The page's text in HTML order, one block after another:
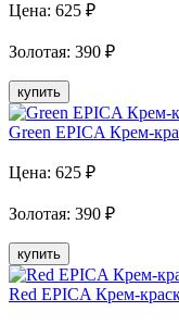
Цена: 625 ₽
Золотая: 390 ₽
купить
Green EPICA Крем-
Цена: 625 ₽
Золотая: 390 ₽
купить
Red EPICA Крем-